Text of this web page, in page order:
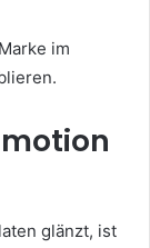
im
glänzt, ist